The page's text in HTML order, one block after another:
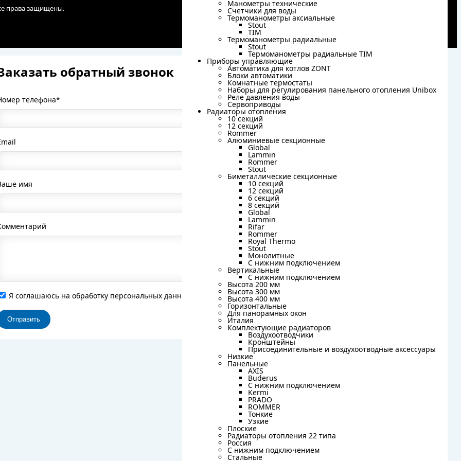
Манометры технические
Счетчики для воды
Термоманометры аксиальные
Stout
TIM
Термоманометры радиальные
Stout
Термоманометры радиальные TIM
Приборы управляющие
Автоматика для котлов ZONT
Блоки автоматики
Комнатные термостаты
Наборы для регулирования панельного отопления Unibox
Реле давления воды
Сервоприводы
Радиаторы отопления
10 секций
12 секций
Rommer
Алюминиевые секционные
Global
Lammin
Rommer
Stout
Биметаллические секционные
10 секций
12 секций
6 секций
8 секций
Global
Lammin
Rifar
Rommer
Royal Thermo
Stout
Монолитные
С нижним подключением
Вертикальные
С нижним подключением
Высота 200 мм
Высота 300 мм
Высота 400 мм
Горизонтальные
Для панорамных окон
Италия
Комплектующие радиаторов
Воздухоотводчики
Кронштейны
Присоединительные и воздухоотводные аксессуары
Низкие
Панельные
AXIS
Buderus
C нижним подключением
Kermi
PRADO
ROMMER
Тонкие
Узкие
Плоские
Радиаторы отопления 22 типа
Россия
С нижним подключением
Стальные
Манометры технические
Счетчики для воды
Термоманометры аксиальные
Stout
TIM
Термоманометры радиальные
Stout
Термоманометры радиальные TIM
Приборы управляющие
Автоматика для котлов ZONT
Блоки автоматики
Комнатные термостаты
Наборы для регулирования панельного отопления Unibox
Реле давления воды
Сервоприводы
Радиаторы отопления
10 секций
12 секций
Rommer
Алюминиевые секционные
Global
Lammin
Rommer
Stout
Биметаллические секционные
10 секций
12 секций
6 секций
8 секций
Global
Lammin
Rifar
Rommer
Royal Thermo
Stout
Монолитные
С нижним подключением
Вертикальные
С нижним подключением
Высота 200 мм
Высота 300 мм
Высота 400 мм
Горизонтальные
Для панорамных окон
Италия
Комплектующие радиаторов
Воздухоотводчики
Кронштейны
Присоединительные и воздухоотводные аксессуары
Низкие
Панельные
AXIS
Buderus
C нижним подключением
Kermi
PRADO
ROMMER
Тонкие
Узкие
Плоские
Радиаторы отопления 22 типа
Россия
С нижним подключением
Стальные
права защищены.
обратный звонок
телефона*
имя
Я соглашаюсь на обработку персональных данных